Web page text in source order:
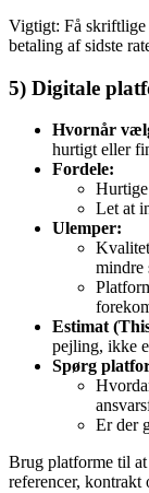
Vigtigt: Få skriftlige
betaling af sidste
5) Digitale
Hvornår
hurtigt eller
Fordele:
Let at
Ulemper:
mindre
Estimat
pejling, ikke
Spørg
Er der
Brug platforme til
referencer, kontrakt